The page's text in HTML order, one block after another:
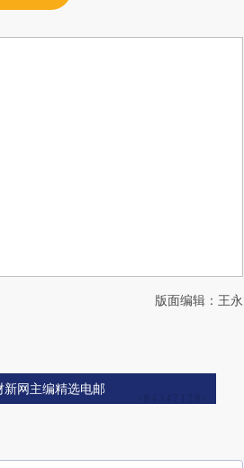
版面编辑：王永
新网主编精选电邮